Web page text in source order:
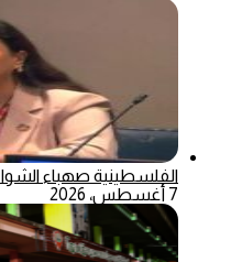
الفلسطينية صهباء
7 أغسطس، 2026